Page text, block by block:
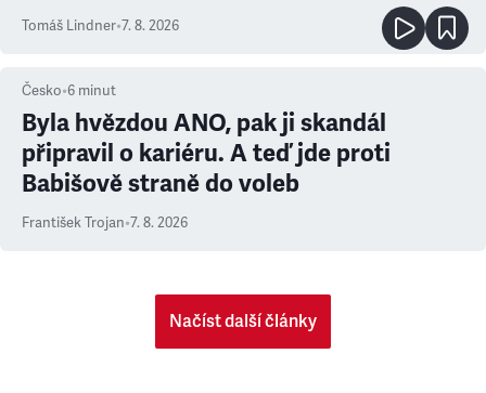
prioritu
Tomáš Lindner•7. 8. 2026
Česko•6 minut
Byla hvězdou ANO, pak ji skandál
připravil o kariéru. A teď jde proti
Babišově straně do voleb
František Trojan•7. 8. 2026
Načíst další články